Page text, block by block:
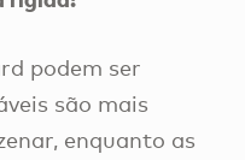
podem ser
são mais
enquanto as